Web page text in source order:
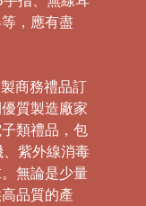
，應有盡
商務禮品訂
質製造廠家
類禮品，包
紫外線消毒
無論是少量
品質的產